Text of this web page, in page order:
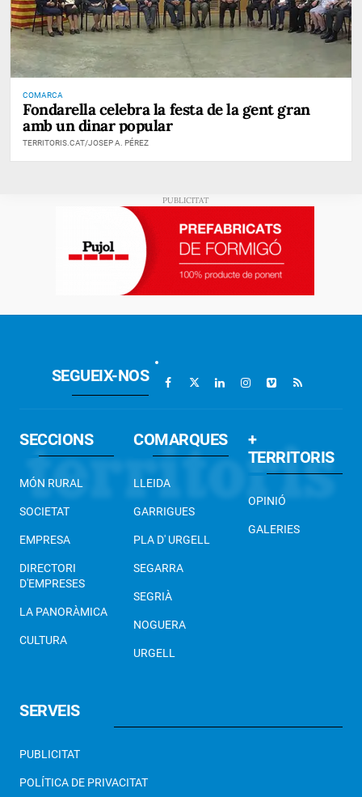
COMARCA
Fondarella celebra la festa de la gent gran
amb un dinar popular
TERRITORIS.CAT/JOSEP A. PÉREZ
SEGUEIX-NOS
SECCIONS
MÓN RURAL
SOCIETAT
EMPRESA
DIRECTORI
D'EMPRESES
LA PANORÀMICA
CULTURA
COMARQUES
LLEIDA
GARRIGUES
PLA D' URGELL
SEGARRA
SEGRIÀ
NOGUERA
URGELL
+
TERRITORIS
OPINIÓ
GALERIES
SERVEIS
PUBLICITAT
POLÍTICA DE PRIVACITAT